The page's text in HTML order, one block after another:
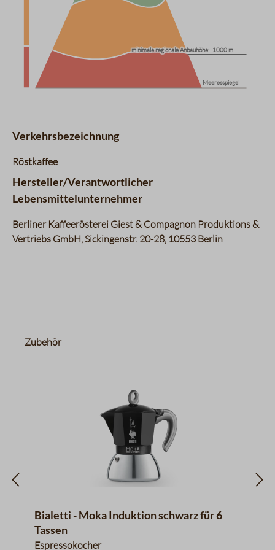
minimale regionale Anbauhöhe: 1000 m
minimale regionale Anbauhöhe: 1000 m
Meeresspiegel
Verkehrsbezeichnung
Röstkaffee
Hersteller/Verantwortlicher
Lebensmittelunternehmer
Berliner Kaffeerösterei Giest & Compagnon Produktions &
Vertriebs GmbH, Sickingenstr. 20-28, 10553 Berlin
Produktgalerie überspringen
Zubehör
Bialetti - Moka Induktion schwarz für 6
Tassen
Espressokocher